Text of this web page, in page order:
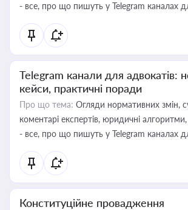
- все, про що пишуть у Telegram каналах
Telegram канали для адвокатів:
кейси, практичні поради
Про що тема: Огляди нормативних змін,
коментарі експертів, юридичні
- все, про що пишуть у Telegram каналах
Конституційне провадження